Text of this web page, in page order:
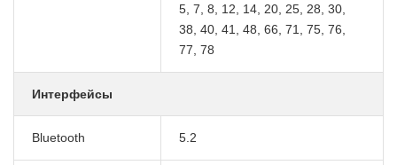
5, 7, 8, 12, 14, 20, 25, 28, 30,
38, 40, 41, 48, 66, 71, 75, 76,
77, 78
Интерфейсы
Bluetooth 5.2